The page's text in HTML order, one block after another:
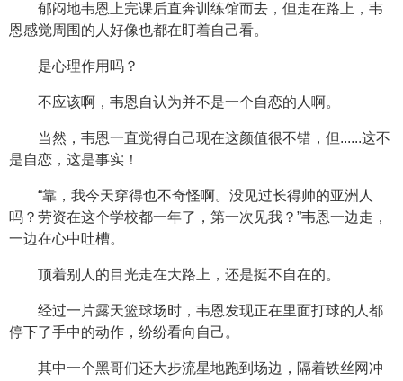
郁闷地韦恩上完课后直奔训练馆而去，但走在路上，韦
恩感觉周围的人好像也都在盯着自己看。
是心理作用吗？
不应该啊，韦恩自认为并不是一个自恋的人啊。
当然，韦恩一直觉得自己现在这颜值很不错，但......这不
是自恋，这是事实！
“靠，我今天穿得也不奇怪啊。没见过长得帅的亚洲人
吗？劳资在这个学校都一年了，第一次见我？”韦恩一边走，
一边在心中吐槽。
顶着别人的目光走在大路上，还是挺不自在的。
经过一片露天篮球场时，韦恩发现正在里面打球的人都
停下了手中的动作，纷纷看向自己。
其中一个黑哥们还大步流星地跑到场边，隔着铁丝网冲